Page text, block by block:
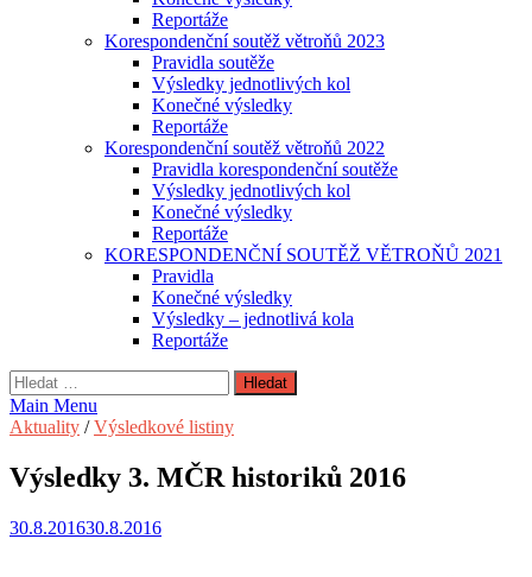
Reportáže
Korespondenční soutěž větroňů 2023
Pravidla soutěže
Výsledky jednotlivých kol
Konečné výsledky
Reportáže
Korespondenční soutěž větroňů 2022
Pravidla korespondenční soutěže
Výsledky jednotlivých kol
Konečné výsledky
Reportáže
KORESPONDENČNÍ SOUTĚŽ VĚTROŇŮ 2021
Pravidla
Konečné výsledky
Výsledky – jednotlivá kola
Reportáže
Vyhledávání
Main Menu
Aktuality /Výsledkové listiny
Výsledky 3. MČR historiků 2016
30.8.201630.8.2016